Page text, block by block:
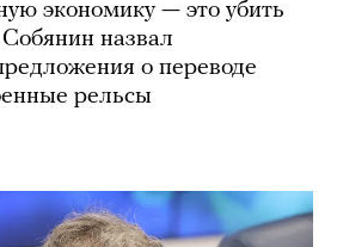
экономику — это убить
назвал
о переводе
рельсы